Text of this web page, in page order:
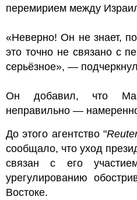
перемирием между
«Неверно! Он не знает,
это точно не связано с
серьёзное», —
Он добавил, что
неправильно —
До этого агентство "
сообщало, что уход
связан с его
урегулированию
Востоке.